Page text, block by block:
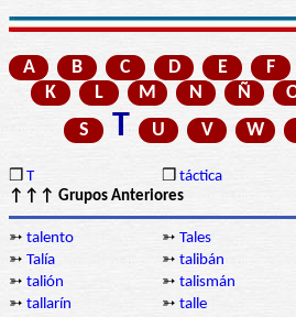
A B C D E F
K
L M N Ñ
S
T U V W
❒ T ❒ táctica
↑↑↑ Grupos Anteriores
➳ talento ➳ Tales
➳ Talía ➳ talibán
➳ talión ➳ talismán
➳ tallarín ➳ talle